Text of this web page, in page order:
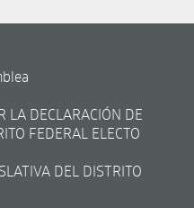
LA DECLARACIÓN DE
FEDERAL ELECTO
DEL DISTRITO